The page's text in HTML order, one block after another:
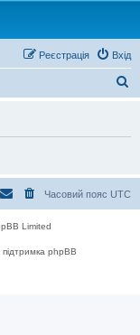
Вхід
Реєстрація
Часовий пояс UTC
Limited
підтримка phpBB